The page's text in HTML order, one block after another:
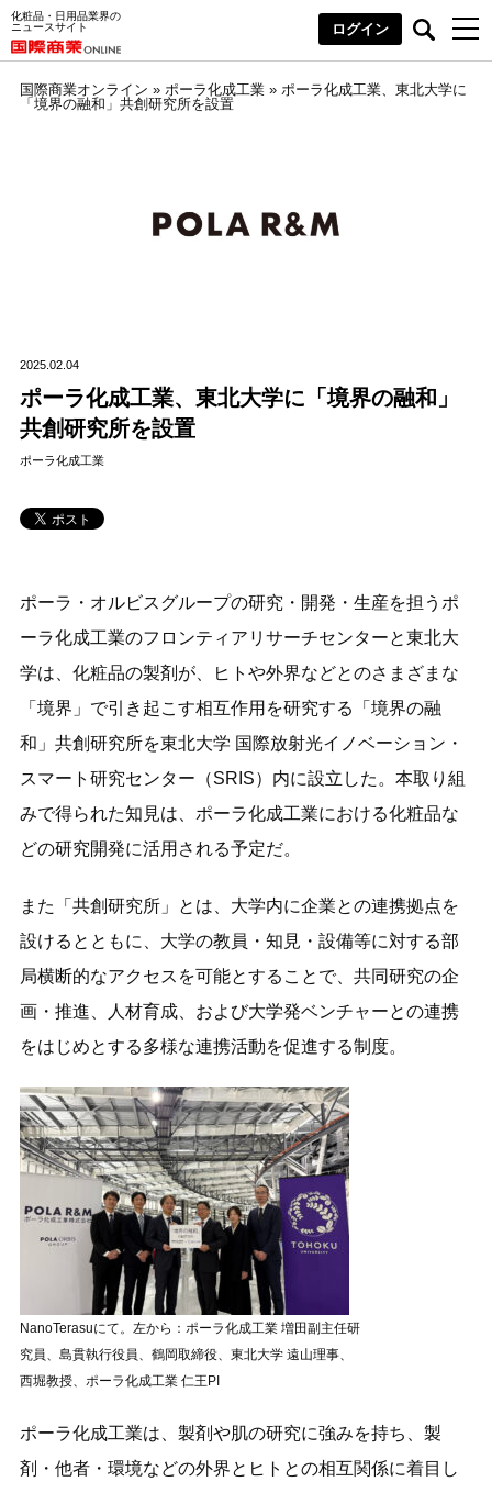
化粧品・日用品業界の
ニュースサイト
ログイン
国際商業オンライン » ポーラ化成工業» ポーラ化成工業、東北大学に
「境界の融和」共創研究所を設置
2025.02.04
ポーラ化成工業、東北大学に「境界の融和」
共創研究所を設置
ポーラ化成工業
ポーラ・オルビスグループの研究・開発・生産を担うポ
ーラ化成工業のフロンティアリサーチセンターと東北大
学は、化粧品の製剤が、ヒトや外界などとのさまざまな
「境界」で引き起こす相互作用を研究する「境界の融
和」共創研究所を東北大学 国際放射光イノベーション・
スマート研究センター（SRIS）内に設立した。本取り組
みで得られた知見は、ポーラ化成工業における化粧品な
どの研究開発に活用される予定だ。
また「共創研究所」とは、大学内に企業との連携拠点を
設けるとともに、大学の教員・知見・設備等に対する部
局横断的なアクセスを可能とすることで、共同研究の企
画・推進、人材育成、および大学発ベンチャーとの連携
をはじめとする多様な連携活動を促進する制度。
NanoTerasuにて。左から：ポーラ化成工業 増田副主任研
究員、島貫執行役員、鶴岡取締役、東北大学 遠山理事、
西堀教授、ポーラ化成工業 仁王PI
ポーラ化成工業は、製剤や肌の研究に強みを持ち、製
剤・他者・環境などの外界とヒトとの相互関係に着目し